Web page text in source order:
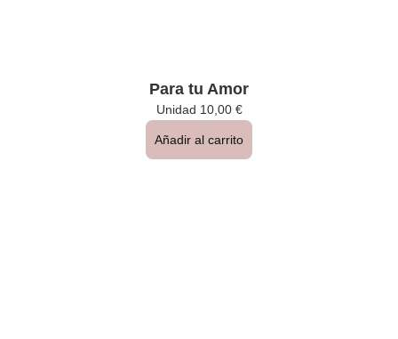
Para tu Amor
Unidad 10,00 €
Añadir al carrito